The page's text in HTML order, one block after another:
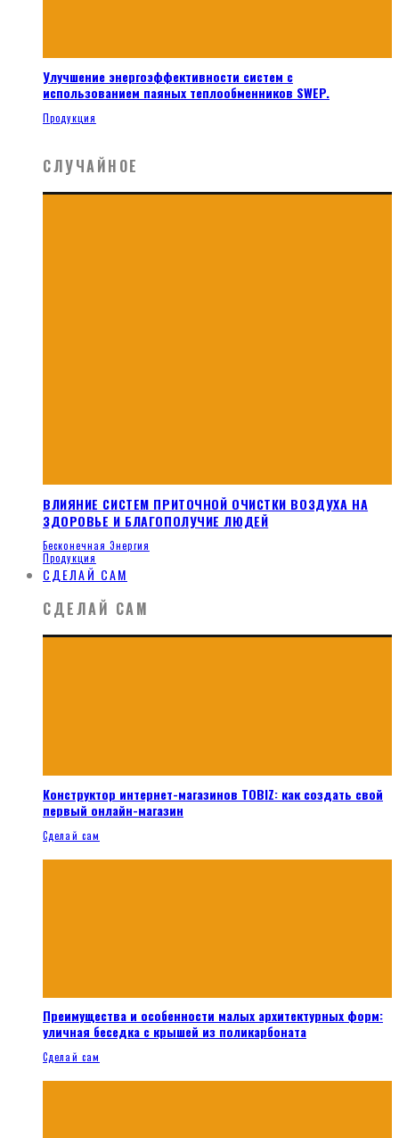
Улучшение энергоэффективности систем с
использованием паяных теплообменников SWEP.
Продукция
СЛУЧАЙНОЕ
ВЛИЯНИЕ СИСТЕМ ПРИТОЧНОЙ ОЧИСТКИ ВОЗДУХА НА
ЗДОРОВЬЕ И БЛАГОПОЛУЧИЕ ЛЮДЕЙ
Бесконечная Энергия
Продукция
СДЕЛАЙ САМ
СДЕЛАЙ САМ
Конструктор интернет-магазинов TOBIZ: как создать свой
первый онлайн-магазин
Сделай сам
Преимущества и особенности малых архитектурных форм:
уличная беседка с крышей из поликарбоната
Сделай сам